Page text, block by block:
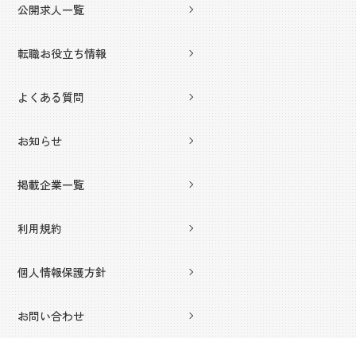
公開求人一覧
転職お役立ち情報
よくある質問
お知らせ
掲載企業一覧
利用規約
個人情報保護方針
お問い合わせ